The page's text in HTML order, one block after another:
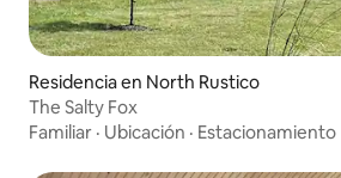
Residencia en North Rustico
The Salty Fox
Familiar · Ubicación · Estacionamiento